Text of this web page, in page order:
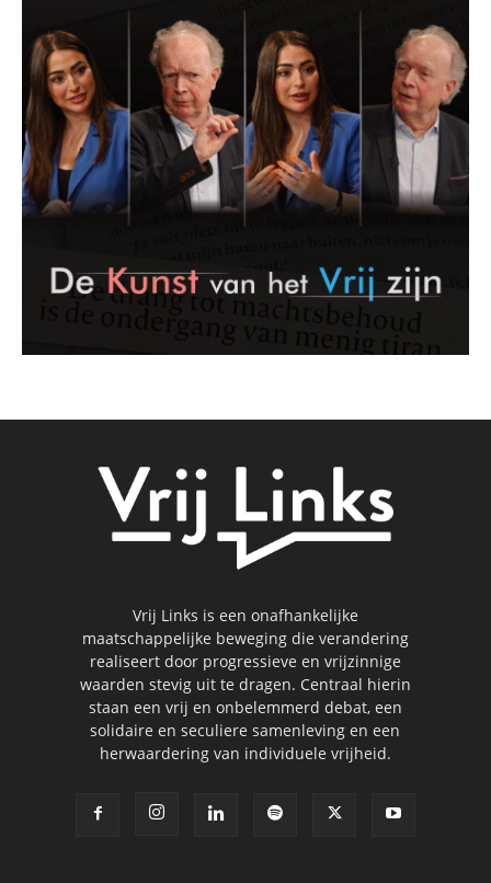
Vrij Links is een onafhankelijke
maatschappelijke beweging die verandering
realiseert door progressieve en vrijzinnige
waarden stevig uit te dragen. Centraal hierin
staan een vrij en onbelemmerd debat, een
solidaire en seculiere samenleving en een
herwaardering van individuele vrijheid.